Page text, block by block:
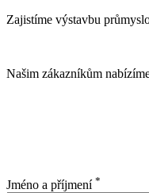
Zajistíme výstavbu
Našim zákazníkům
Jméno a příjmení *